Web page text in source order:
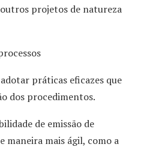
projetos de natureza
práticas eficazes que
dos procedimentos.
de emissão de
maneira mais ágil, como a